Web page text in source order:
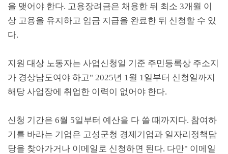
을 맺어야 한다. 고용장려금은 채용한 뒤 최소 3개월 이
상 고용을 유지하고 임금 지급을 완료한 뒤 신청할 수 있
다.
지원 대상 노동자는 사업신청일 기준 주민등록상 주소지
가 경상남도여야 하고" 2025년 1월 1일부터 신청일까지
해당 사업장에 취업한 이력이 없어야 한다.
신청 기간은 6월 5일부터 예산을 다 쓸 때까지다. 참여하
기를 바라는 기업은 고성군청 경제기업과 일자리정책담
당을 찾아가거나 이메일로 신청하면 된다. 다만" 이메일